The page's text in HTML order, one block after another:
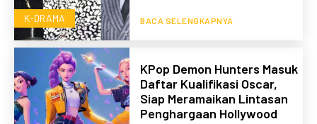
K-DRAMA BACA SELENGKAPNYA
KPop Demon Hunters Masuk
Daftar Kualifikasi Oscar,
Siap Meramaikan Lintasan
Penghargaan Hollywood